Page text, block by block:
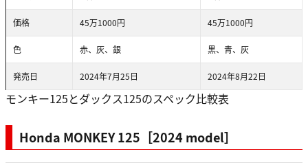
価格 45万1000円 45万1000円
色 赤、灰、銀 黒、青、灰
発売日 2024年7月25日 2024年8月22日
モンキー125とダックス125のスペック比較表
Honda MONKEY 125［2024 model］